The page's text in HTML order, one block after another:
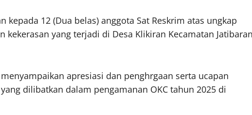
kepada 12 (Dua belas) anggota Sat Reskrim atas ungkap
kekerasan yang terjadi di Desa Klikiran Kecamatan
apresiasi dan penghrgaan serta ucapan
dilibatkan dalam pengamanan OKC tahun 2025 di